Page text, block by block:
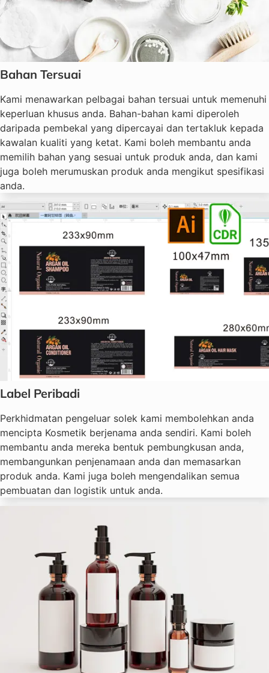
Bahan Tersuai
Kami menawarkan pelbagai bahan tersuai untuk memenuhi
keperluan khusus anda. Bahan-bahan kami diperoleh
daripada pembekal yang dipercayai dan tertakluk kepada
kawalan kualiti yang ketat. Kami boleh membantu anda
memilih bahan yang sesuai untuk produk anda, dan kami
juga boleh merumuskan produk anda mengikut spesifikasi
anda.
Label Peribadi
Perkhidmatan pengeluar solek kami membolehkan anda
mencipta Kosmetik berjenama anda sendiri. Kami boleh
membantu anda mereka bentuk pembungkusan anda,
membangunkan penjenamaan anda dan memasarkan
produk anda. Kami juga boleh mengendalikan semua
pembuatan dan logistik untuk anda.